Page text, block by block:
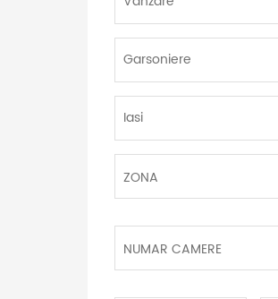
Tranzactie:
Proprietate:
ZONA
camere:
NUMAR CAMERE